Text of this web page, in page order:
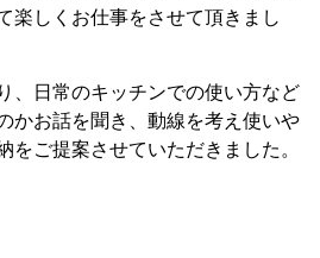
楽しくお仕事をさせて頂きまし
、日常のキッチンでの使い方など
かお話を聞き、動線を考え使いや
をご提案させていただきました。